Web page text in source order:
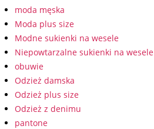
moda męska
Moda plus size
Modne sukienki na wesele
Niepowtarzalne sukienki na wesele
obuwie
Odzież damska
Odzież plus size
Odzież z denimu
pantone